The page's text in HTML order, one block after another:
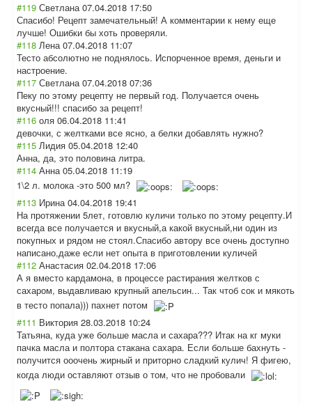
#119 Светлана 07.04.2018 17:50
Спасибо! Рецепт замечательный! А комментарии к нему еще
лучше! Ошибки бы хоть проверяли.
#118 Лена 07.04.2018 11:07
Тесто абсолютно не поднялось. Испорченное время, деньги и
настроение.
#117 Светлана 07.04.2018 07:36
Пеку по этому рецепту не первый год. Получается очень
вкусный!!! спасибо за рецепт!
#116 оля 06.04.2018 11:41
девочки, с желтками все ясно, а белки добавлять нужно?
#115 Лидия 05.04.2018 12:40
Анна, да, это половина литра.
#114 Анна 05.04.2018 11:19
1\2 л. молока -это 500 мл?
#113 Ирина 04.04.2018 19:41
На протяжении 5лет, готовлю куличи только по этому рецепту.И
всегда все получается и вкусный,а какой вкусный,ни один из
покупных и рядом не стоял.Спасибо автору все очень доступно
написано,даже если нет опыта в приготовлении куличей
#112 Анастасия 02.04.2018 17:06
А я вместо кардамона, в процессе растирания желтков с
сахаром, выдавливаю крупный апельсин... Так чтоб сок и мякоть
в тесто попала))) пахнет потом
#111 Виктория 28.03.2018 10:24
Татьяна, куда уже больше масла и сахара??? Итак на кг муки
пачка масла и полтора стакана сахара. Если больше бахнуть -
получится ооочень жирный и приторно сладкий кулич! Я фигею,
когда люди оставляют отзыв о том, что не пробовали